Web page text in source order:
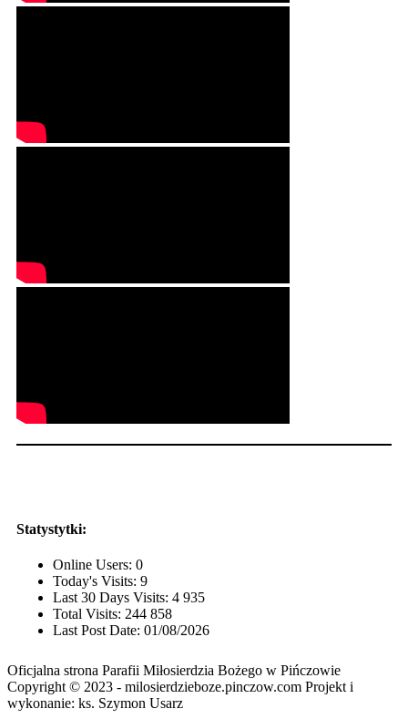
Statystytki:
Online Users: 0
Today's Visits: 9
Last 30 Days Visits: 4 935
Total Visits: 244 858
Last Post Date: 01/08/2026
Oficjalna strona Parafii Miłosierdzia Bożego w Pińczowie
Copyright © 2023 - milosierdzieboze.pinczow.com Projekt i
wykonanie: ks. Szymon Usarz